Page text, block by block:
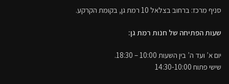
סניף מרכז: ברחוב בצלאל 10 רמת גן, בקומת הקרקע.
שעות הפתיחה של חנות רמת גן:
יום א’ ועד ה’ בין השעות 10:00 – 18:30.
שישי פתוח 14:30-10:00